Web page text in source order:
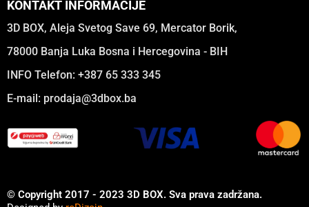
KONTAKT INFORMACIJE
3D BOX, Aleja Svetog Save 69, Mercator Borik,
78000 Banja Luka Bosna i Hercegovina - BIH
INFO Telefon: +387 65 333 345
E-mail: prodaja@3dbox.ba
© Copyright 2017 - 2023 3D BOX. Sva prava zadržana.